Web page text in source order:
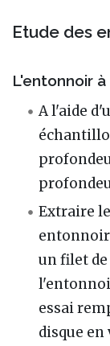
Etude des
L'entonnoir à
A l'aide
Extraire
entonnoir
un filet
essai
disque